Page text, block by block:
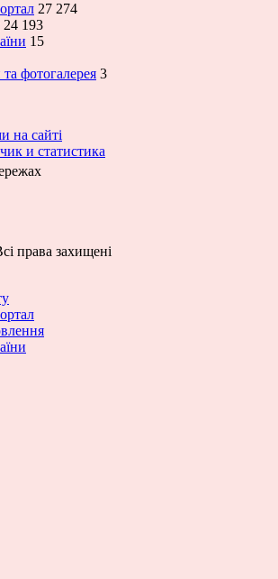
27 274
24 193
15
фотогалерея 3
на сайті
права захищені